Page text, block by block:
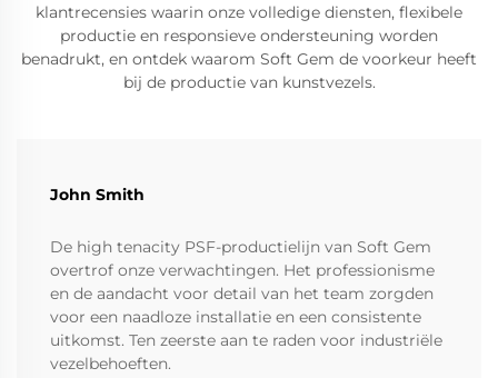
klantrecensies waarin onze volledige diensten, flexibele
productie en responsieve ondersteuning worden
benadrukt, en ontdek waarom Soft Gem de voorkeur heeft
bij de productie van kunstvezels.
John Smith
De high tenacity PSF-productielijn van Soft Gem
overtrof onze verwachtingen. Het professionisme
en de aandacht voor detail van het team zorgden
voor een naadloze installatie en een consistente
uitkomst. Ten zeerste aan te raden voor industriële
vezelbehoeften.